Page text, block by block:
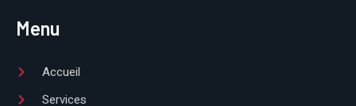
Menu
Accueil
Services